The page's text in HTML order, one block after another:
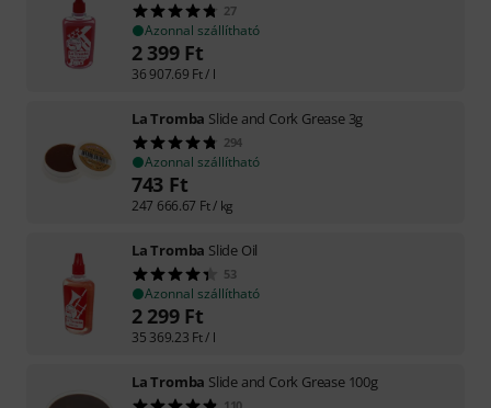
27
Azonnal szállítható
2 399 Ft
36 907.69 Ft/ l
La Tromba Slide and Cork Grease 3g
294
Azonnal szállítható
743 Ft
247 666.67 Ft/ kg
La Tromba Slide Oil
53
Azonnal szállítható
2 299 Ft
35 369.23 Ft/ l
La Tromba Slide and Cork Grease 100g